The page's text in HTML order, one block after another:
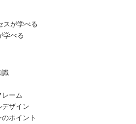
スが学べる
学べる
識
ーム
ザイン
ポイント